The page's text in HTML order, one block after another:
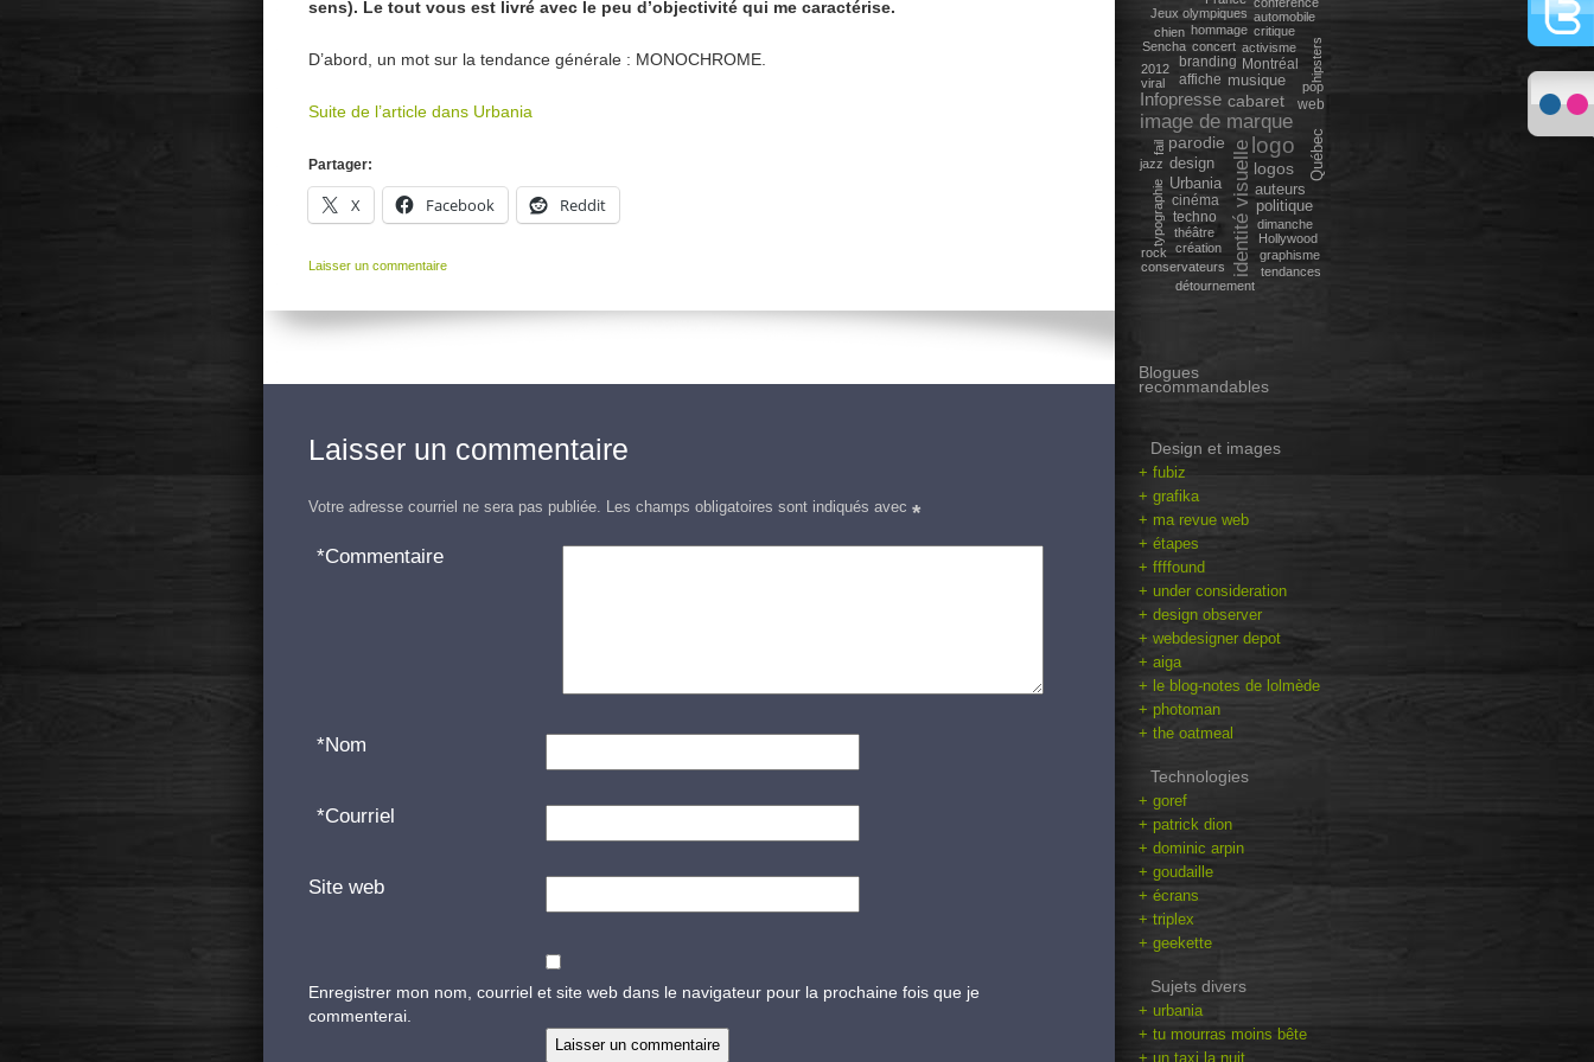
sens). Le tout vous est livré avec le peu d’objectivité qui me caractérise.
D’abord, un mot sur la tendance générale : MONOCHROME.
Suite de l’article dans Urbania
Partager:
X Facebook Reddit
Laisser un commentaire
Laisser un commentaire
Votre adresse courriel ne sera pas publiée. Les champs obligatoires sont indiqués avec *
Commentaire
*
Nom
*
Courriel
*
Site web
Enregistrer mon nom, courriel et site web dans le navigateur pour la prochaine fois que je
commenterai.
logo
identité visuelle
image de marque
Infopresse
logos
cabaret
parodie
auteurs
design
musique
politique
Québec
Urbania
web
affiche
branding
cinéma
Montréal
techno dimanche
activisme
concert
Hollywood
théâtre
critique
création
fail
graphisme
pop
Sencha
hommage
jazz
typographie
automobile
Jeux olympiques
tendances
viral
2012
chien
conservateurs
détournement
hipsters
rock
Blogues
recommandables
Design et images
+ fubiz
+ grafika
+ ma revue web
+ étapes
+ ffffound
+ under consideration
+ design observer
+ webdesigner depot
+ aiga
+ le blog-notes de lolmède
+ photoman
+ the oatmeal
Technologies
+ goref
+ patrick dion
+ dominic arpin
+ goudaille
+ écrans
+ triplex
+ geekette
Sujets divers
+ urbania
+ tu mourras moins bête
+ un taxi la nuit